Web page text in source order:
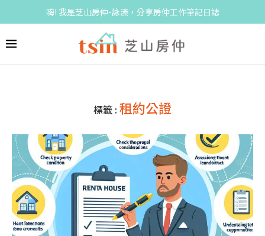
嗨! 我是芝山房仲-詠溱，分享房仲工作筆記日誌
標籤 : 租約公證